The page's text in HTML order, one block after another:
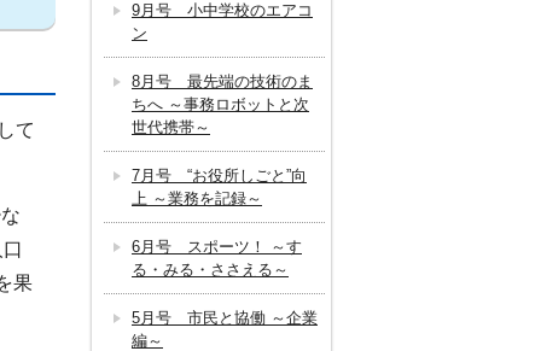
て
果
9月号 小中学校のエアコ
ン
8月号 最先端の技術のま
ちへ ～事務ロボットと次
世代携帯～
7月号 “お役所しごと”向
上 ～業務を記録～
6月号 スポーツ！ ～す
る・みる・ささえる～
5月号 市民と協働 ～企業
編～